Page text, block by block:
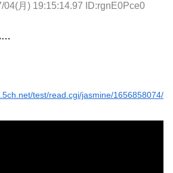
04(月) 19:15:14.97 ID:rgnE0Pce0
…
test/read.cgi/jasmine/1656858074/